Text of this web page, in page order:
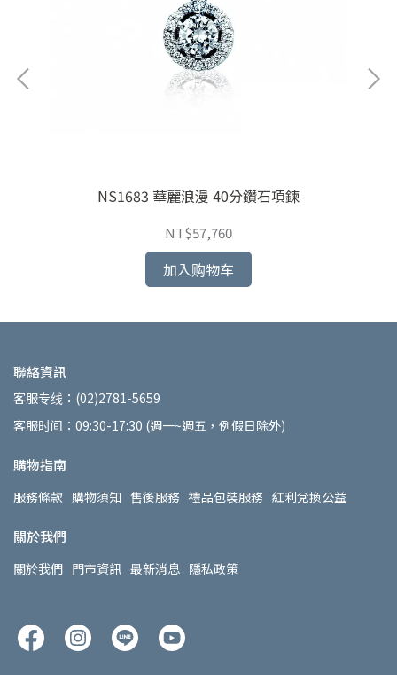
NS1683 華麗浪漫 40分鑽石項鍊
NT$57,760
加入购物车
聯絡資訊
客服专线：(02)2781-5659
客服时间：09:30-17:30 (週一~週五，例假日除外)
購物指南
服務條款 購物須知 售後服務 禮品包裝服務 紅利兌換公益
關於我們
關於我們 門市資訊 最新消息 隱私政策